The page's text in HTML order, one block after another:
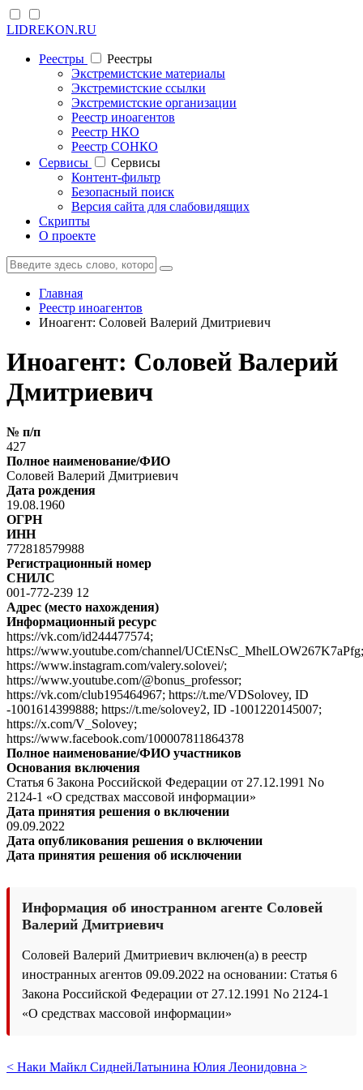
LIDREKON.RU
Реестры
Реестры
Экстремистские материалы
Экстремистские ссылки
Экстремистские организации
Реестр иноагентов
Реестр НКО
Реестр СОНКО
Cервисы
Cервисы
Контент-фильтр
Безопасный поиск
Версия сайта для слабовидящих
Скрипты
О проекте
Главная
Реестр иноагентов
Иноагент: Соловей Валерий Дмитриевич
Иноагент: Соловей Валерий
Дмитриевич
№ п/п
427
Полное наименование/ФИО
Соловей Валерий Дмитриевич
Дата рождения
19.08.1960
ОГРН
ИНН
772818579988
Регистрационный номер
СНИЛС
001-772-239 12
Адрес (место нахождения)
Информационный ресурс
https://vk.com/id244477574;
https://www.youtube.com/channel/UCtENsC_MhelLOW267K7aPfg;
https://www.instagram.com/valery.solovei/;
https://www.youtube.com/@bonus_professor;
https://vk.com/club195464967; https://t.me/VDSolovey, ID
-1001614399888; https://t.me/solovey2, ID -1001220145007;
https://x.com/V_Solovey;
https://www.facebook.com/100007811864378
Полное наименование/ФИО участников
Основания включения
Статья 6 Закона Российской Федерации от 27.12.1991 No
2124-1 «О средствах массовой информации»
Дата принятия решения о включении
09.09.2022
Дата опубликования решения о включении
Дата принятия решения об исключении
Информация об иностранном агенте Соловей
Валерий Дмитриевич
Соловей Валерий Дмитриевич включен(а) в реестр
иностранных агентов 09.09.2022 на основании: Статья 6
Закона Российской Федерации от 27.12.1991 No 2124-1
«О средствах массовой информации»
< Наки Майкл СиднейЛатынина Юлия Леонидовна >